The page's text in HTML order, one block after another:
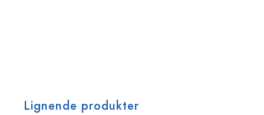
Lignende produkter